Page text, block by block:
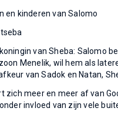
en kinderen van Salomo
van Sheba: Salomo
Menelik, wil hem als
van Sadok en Natan,
zich meer en meer af van
invloed van zijn vele